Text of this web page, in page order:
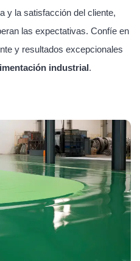
y la satisfacción del cliente,
las expectativas. Confíe en
y resultados excepcionales
industrial.